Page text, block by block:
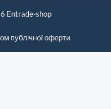
Entrade-shop
публічної оферти